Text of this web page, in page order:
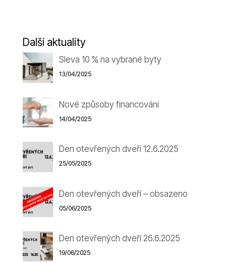
Další aktuality
Sleva 10 % na vybrané byty
13/04/2025
Nové způsoby financování
14/04/2025
Den otevřených dveří 12.6.2025
25/05/2025
Den otevřených dveří – obsazeno
05/06/2025
Den otevřených dveří 26.6.2025
19/06/2025